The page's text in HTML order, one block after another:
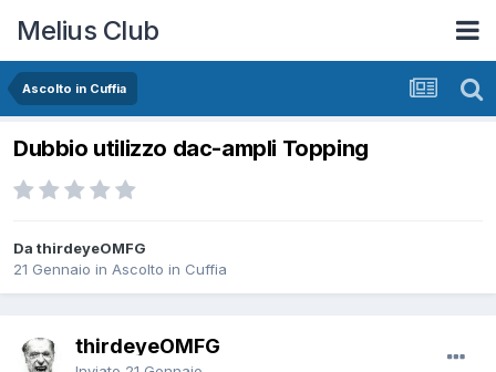
Melius Club
Ascolto in Cuffia
Dubbio utilizzo dac-ampli Topping
Da thirdeyeOMFG
21 Gennaio in Ascolto in Cuffia
thirdeyeOMFG